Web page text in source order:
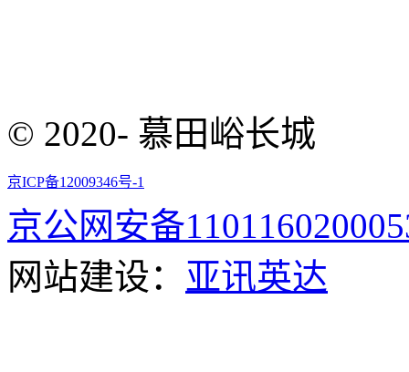
© 2020- 慕田峪长城
京ICP备12009346号-1
京公网安备
网站建设： 亚讯英达